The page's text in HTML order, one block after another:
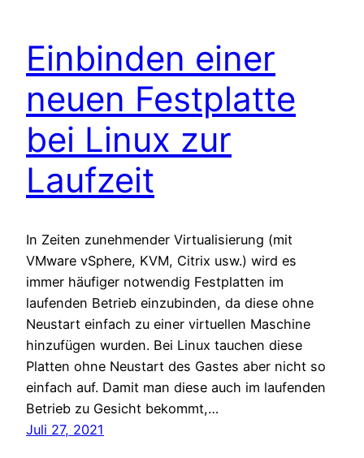
Einbinden einer
neuen Festplatte
bei Linux zur
Laufzeit
In Zeiten zunehmender Virtualisierung (mit
VMware vSphere, KVM, Citrix usw.) wird es
immer häufiger notwendig Festplatten im
laufenden Betrieb einzubinden, da diese ohne
Neustart einfach zu einer virtuellen Maschine
hinzufügen wurden. Bei Linux tauchen diese
Platten ohne Neustart des Gastes aber nicht so
einfach auf. Damit man diese auch im laufenden
Betrieb zu Gesicht bekommt,…
Juli 27, 2021